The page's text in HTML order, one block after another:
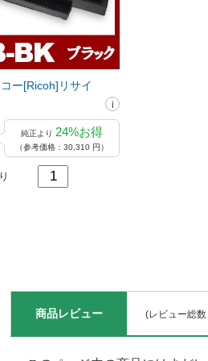
ー[Ricoh]リサイ
純正より 24%お得
（参考価格：30,310 円）
商品レビュー (レビュー総